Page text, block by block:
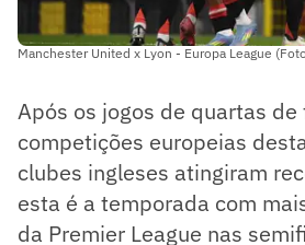
Manchester United x Lyon - Europa League
Após os jogos de quartas de
competições europeias
clubes ingleses atingiram
esta é a temporada com
da Premier League nas